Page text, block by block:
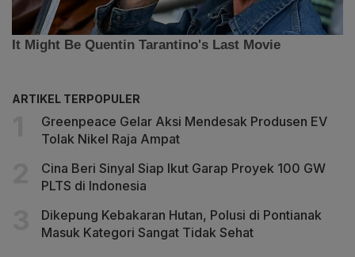
ARTIKEL TERPOPULER
Greenpeace Gelar Aksi Mendesak Produsen EV
Tolak Nikel Raja Ampat
Cina Beri Sinyal Siap Ikut Garap Proyek 100 GW
PLTS di Indonesia
Dikepung Kebakaran Hutan, Polusi di Pontianak
Masuk Kategori Sangat Tidak Sehat